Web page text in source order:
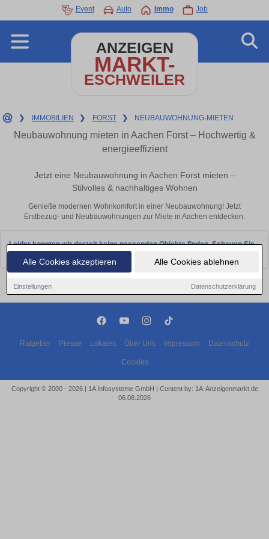
Alle Cookies akzeptieren Alle Cookies ablehnen
Einstellungen Datenschutzerklärung
Event Auto Immo Job
ANZEIGEN
MARKT-
ESCHWEILER
❯ IMMOBILIEN ❯ FORST ❯ NEUBAUWOHNUNG-MIETEN
Neubauwohnung mieten in Aachen Forst – Hochwertig &
energieeffizient
Jetzt eine Neubauwohnung in Aachen Forst mieten –
Stilvolles & nachhaltiges Wohnen
Genieße modernen Wohnkomfort in einer Neubauwohnung! Jetzt
Erstbezug- und Neubauwohnungen zur Miete in Aachen entdecken.
Leider konnten wir derzeit keine passenden Objekte finden. Schauen Sie
Ratgeber Presse Lokales Über Uns Impressum Datenschutz
Cookies
Copyright © 2000 - 2026 | 1A Infosysteme GmbH | Content by: 1A-Anzeigenmarkt.de
06.08.2026